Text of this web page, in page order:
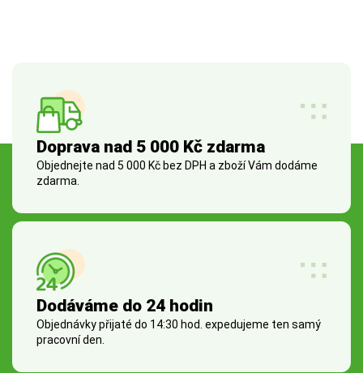
Doprava nad 5 000 Kč zdarma
Objednejte nad 5 000 Kč bez DPH a zboží Vám dodáme
zdarma.
Dodáváme do 24 hodin
Objednávky přijaté do 14:30 hod. expedujeme ten samý
pracovní den.